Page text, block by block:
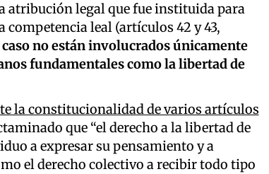
atribución legal que fue instituida para
leal (artículos 42 y 43,
caso no están involucrados únicamente
fundamentales como la libertad de
la constitucionalidad de varios artículos
que “el derecho a la libertad de
a expresar su pensamiento y a
el derecho colectivo a recibir todo tipo